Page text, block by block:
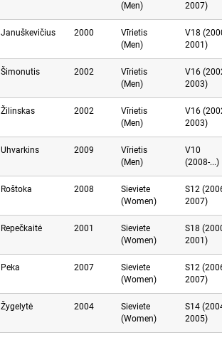
(Men)
2007)
Januškevičius 2000
Vīrietis
(Men)
V18
2001)
Šimonutis 2002
Vīrietis
(Men)
V16
2003)
Žilinskas 2002
Vīrietis
(Men)
V16
2003)
Uhvarkins 2009
Vīrietis
(Men)
V10
(2008-...)
Roštoka 2008
Sieviete
(Women)
S12
2007)
Repečkaitė 2001
Sieviete
(Women)
S18
2001)
Peka 2007
Sieviete
(Women)
S12
2007)
Žygelytė 2004
Sieviete
(Women)
S14
2005)